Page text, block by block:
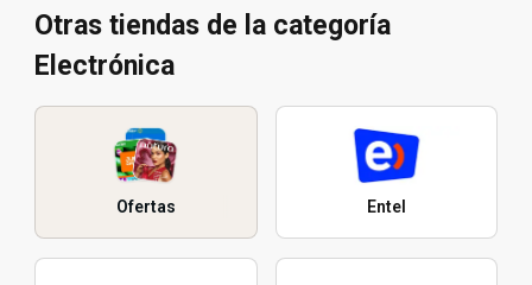
Otras tiendas de la categoría
Electrónica
Ofertas Entel